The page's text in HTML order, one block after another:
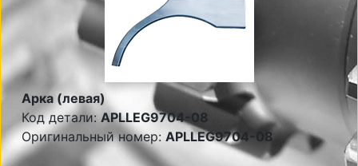
Арка (левая)
Код детали:APLLEG9704-08
Оригинальный номер: APLLEG9704-08